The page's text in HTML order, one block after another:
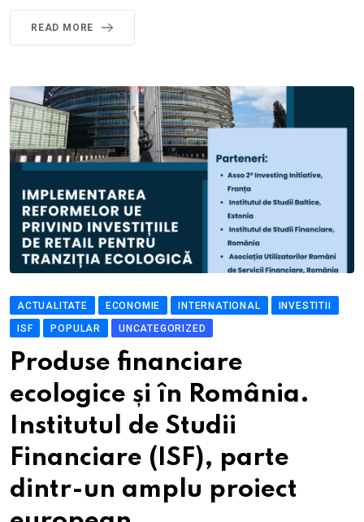
READ MORE
ACTUALITATE ECONOMIE INTERNATIONAL
INVESTITII
ISF
POPULAR UNCATEGORIZED
Produse financiare
ecologice și în România.
Institutul de Studii
Financiare (ISF), parte
dintr-un amplu proiect